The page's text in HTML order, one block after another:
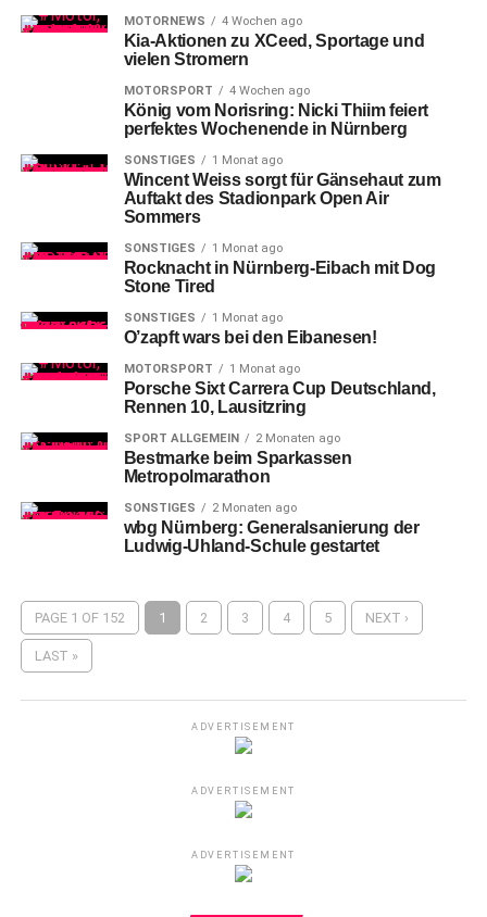
MOTORNEWS 4 Wochen ago
Kia-Aktionen zu XCeed, Sportage und
vielen Stromern
MOTORSPORT 4 Wochen ago
König vom Norisring: Nicki Thiim feiert
perfektes Wochenende in Nürnberg
SONSTIGES 1 Monat ago
Wincent Weiss sorgt für Gänsehaut zum
Auftakt des Stadionpark Open Air
Sommers
SONSTIGES 1 Monat ago
Rocknacht in Nürnberg-Eibach mit Dog
Stone Tired
SONSTIGES 1 Monat ago
O’zapft wars bei den Eibanesen!
MOTORSPORT 1 Monat ago
Porsche Sixt Carrera Cup Deutschland,
Rennen 10, Lausitzring
SPORT ALLGEMEIN 2 Monaten ago
Bestmarke beim Sparkassen
Metropolmarathon
SONSTIGES 2 Monaten ago
wbg Nürnberg: Generalsanierung der
Ludwig-Uhland-Schule gestartet
PAGE 1 OF 152 1 2 3 4 5 NEXT ›
LAST »
ADVERTISEMENT
ADVERTISEMENT
ADVERTISEMENT